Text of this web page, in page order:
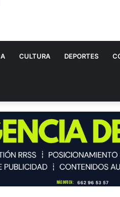
CULTURA DEPORTES